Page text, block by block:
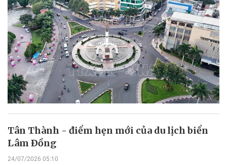
Tân Thành - điểm hẹn mới của du lịch biển
Lâm Ðồng
24/07/2026 05:10